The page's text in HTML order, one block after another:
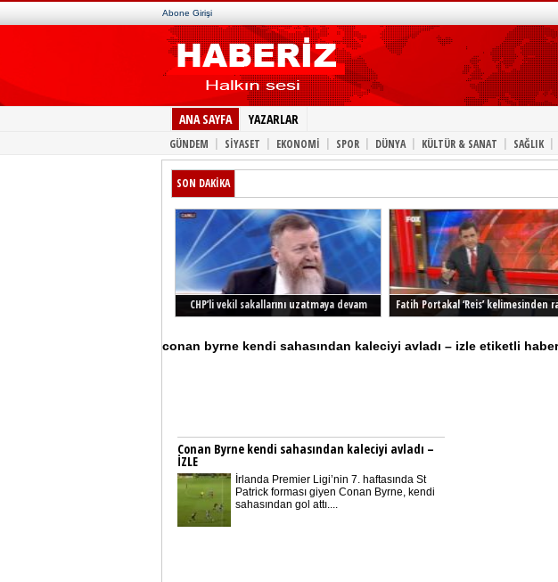
Abone Girişi
ANA SAYFA YAZARLAR
GÜNDEM | SİYASET | EKONOMİ | SPOR | DÜNYA | KÜLTÜR & SANAT | SAĞLIK |
SON DAKİKA
CHP’li vekil sakallarını uzatmaya devam
Fatih Portakal ‘Reis’ kelimesinden
conan byrne kendi sahasından kaleciyi avladı – izle etiketli
Conan Byrne kendi sahasından kaleciyi avladı –
İZLE
İrlanda Premier Ligi’nin 7. haftasında St
Patrick forması giyen Conan Byrne, kendi
sahasından gol attı....